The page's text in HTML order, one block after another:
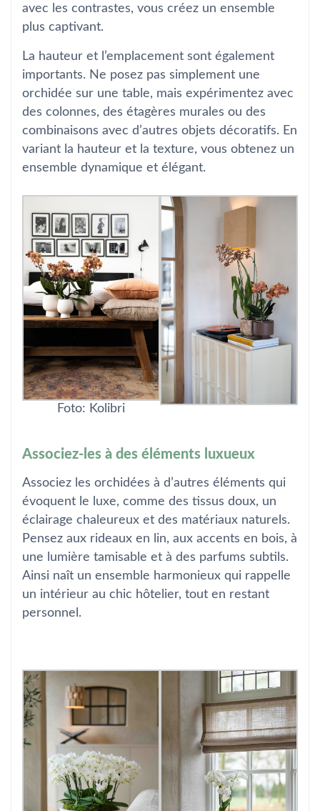
avec les contrastes, vous créez un ensemble
plus captivant.
La hauteur et l’emplacement sont également
importants. Ne posez pas simplement une
orchidée sur une table, mais expérimentez avec
des colonnes, des étagères murales ou des
combinaisons avec d’autres objets décoratifs. En
variant la hauteur et la texture, vous obtenez un
ensemble dynamique et élégant.
Foto: Kolibri
Associez-les à des éléments luxueux
Associez les orchidées à d’autres éléments qui
évoquent le luxe, comme des tissus doux, un
éclairage chaleureux et des matériaux naturels.
Pensez aux rideaux en lin, aux accents en bois, à
une lumière tamisable et à des parfums subtils.
Ainsi naît un ensemble harmonieux qui rappelle
un intérieur au chic hôtelier, tout en restant
personnel.